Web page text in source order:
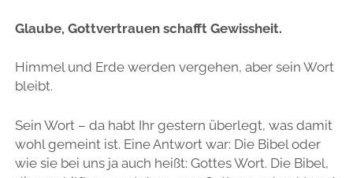
Glaube, Gottvertrauen schafft Gewissheit.
Himmel und Erde werden vergehen, aber sein Wort
bleibt.
Sein Wort – da habt Ihr gestern überlegt, was damit
wohl gemeint ist. Eine Antwort war: Die Bibel oder
wie sie bei uns ja auch heißt: Gottes Wort. Die Bibel,